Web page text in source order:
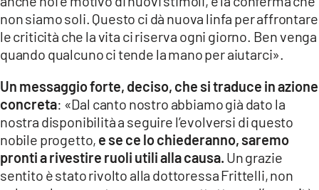
non siamo soli. Questo ci dà nuova linfa per affrontare
le criticità che la vita ci riserva ogni giorno. Ben venga
quando qualcuno ci tende la mano per aiutarci».
Un messaggio forte, deciso, che si traduce in azione
concreta: «Dal canto nostro abbiamo già dato la
nostra disponibilità a seguire l’evolversi di questo
nobile progetto, e se ce lo chiederanno, saremo
pronti a rivestire ruoli utili alla causa. Un grazie
sentito è stato rivolto alla dottoressa Frittelli, non